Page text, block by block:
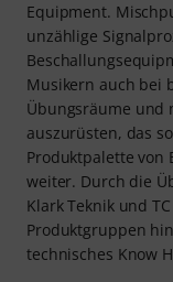
Equipment.
unzählige
Musikern auch bei
Übungsräume und
auszurüsten, das
Produktpalette von
weiter. Durch die
Klark Teknik und
Produktgruppen
technisches Know